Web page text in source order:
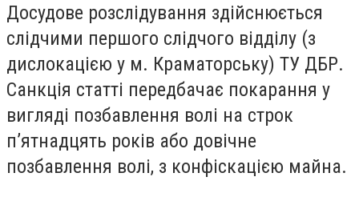
Досудове розслідування здійснюється
слідчими першого слідчого відділу (з
дислокацією у м. Краматорську) ТУ ДБР.
Санкція статті передбачає покарання у
вигляді позбавлення волі на строк
п’ятнадцять років або довічне
позбавлення волі, з конфіскацією майна.